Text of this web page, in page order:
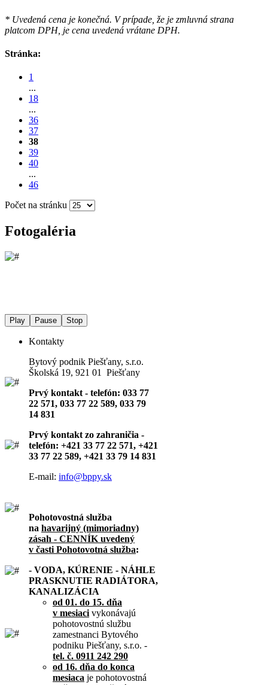
* Uvedená cena je konečná. V prípade, že je zmluvná strana
platcom DPH, je cena uvedená vrátane DPH.
Stránka:
1
...
18
...
36
37
38
39
40
...
46
Počet na stránku
Fotogaléria
Play Pause Stop
Kontakty
Bytový podnik Piešťany, s.r.o.
Školská 19, 921 01 Piešťany
Prvý kontakt - telefón: 033 77
22 571, 033 77 22 589, 033 79
14 831
Prvý kontakt zo zahraničia -
telefón: +421 33 77 22 571, +421
33 77 22 589, +421 33 79 14 831
E-mail: info@bppy.sk
Pohotovostná služba
na havarijný (mimoriadny)
zásah - CENNÍK uvedený
v časti Pohotovotná služba:
- VODA, KÚRENIE - NÁHLE
PRASKNUTIE RADIÁTORA,
KANALIZÁCIA
od 01. do 15. dňa
v mesiaci vykonávajú
pohotovostnú službu
zamestnanci Bytového
podniku Piešťany, s.r.o. -
tel. č. 0911 242 290
od 16. dňa do konca
mesiaca je pohotovostná